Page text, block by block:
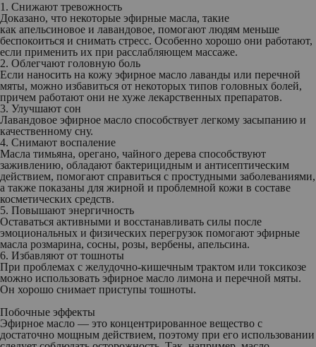
1. Снижают тревожность
Доказано, что некоторые эфирные масла, такие
как апельсиновое и лавандовое, помогают людям меньше
беспокоиться и снимать стресс. Особенно хорошо они работают,
если применить их при расслабляющем массаже.
2. Облегчают головную боль
Если наносить на кожу эфирное масло лаванды или перечной
мяты, можно избавиться от некоторых типов головных болей,
причем работают они не хуже лекарственных препаратов.
3. Улучшают сон
Лавандовое эфирное масло способствует легкому засыпанию и
качественному сну.
4. Снимают воспаление
Масла тимьяна, орегано, чайного дерева способствуют
заживлению, обладают бактерицидным и антисептическим
действием, помогают справиться с простудными заболеваниями,
а также показаны для жирной и проблемной кожи в составе
косметических средств.
5. Повышают энергичность
Оставаться активными и восстанавливать силы после
эмоциональных и физических перегрузок помогают эфирные
масла розмарина, сосны, розы, вербены, апельсина.
6. Избавляют от тошноты
При проблемах с желудочно-кишечным трактом или токсикозе
можно использовать эфирное масло лимона и перечной мяты.
Он хорошо снимает приступы тошноты.
Побочные эффекты
Эфирное масло — это концентрированное вещество с
достаточно мощным действием, поэтому при его использовании